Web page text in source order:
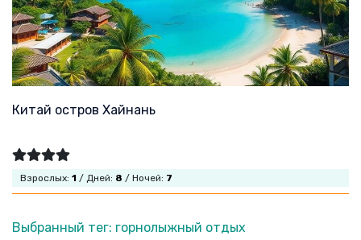
Китай остров Хайнань
Взрослых: 1 / Дней: 8 / Ночей: 7
Выбранный тег: горнолыжный отдых